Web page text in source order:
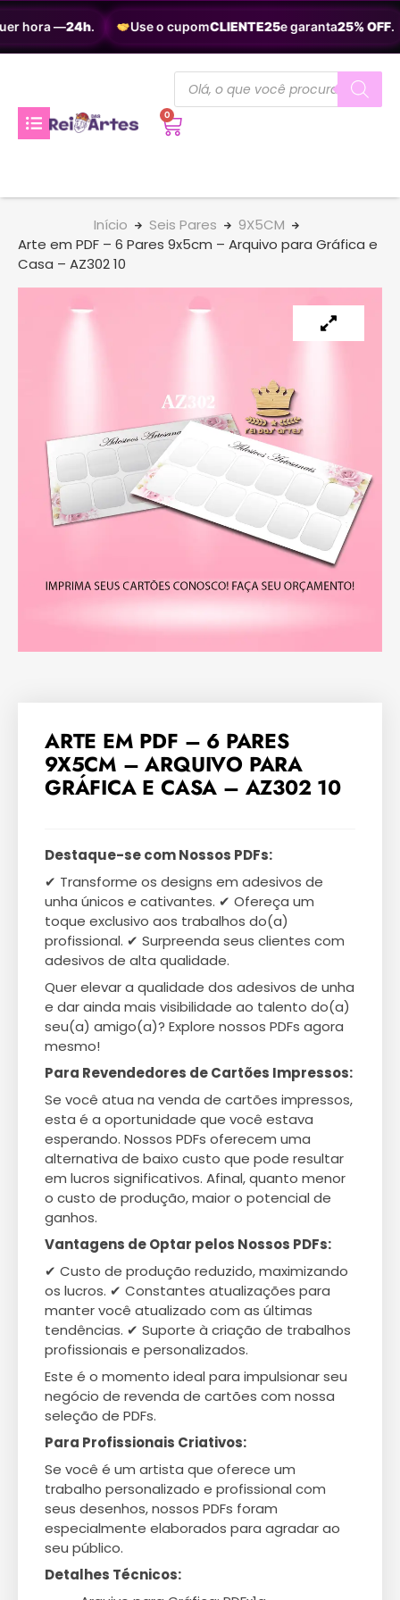
hora —24h. Use o cupomCLIENTE25e garanta25% OFF.
0
Início Seis Pares
9X5CM
Arte em PDF – 6 Pares 9x5cm – Arquivo para Gráfica e
Casa – AZ302 10
ARTE EM PDF – 6 PARES
9X5CM – ARQUIVO PARA
GRÁFICA E CASA – AZ302 10
Destaque-se com Nossos PDFs:
✔ Transforme os designs em adesivos de
unha únicos e cativantes. ✔ Ofereça um
toque exclusivo aos trabalhos do(a)
profissional. ✔ Surpreenda seus clientes com
adesivos de alta qualidade.
Quer elevar a qualidade dos adesivos de unha
e dar ainda mais visibilidade ao talento do(a)
seu(a) amigo(a)? Explore nossos PDFs agora
mesmo!
Para Revendedores de Cartões Impressos:
Se você atua na venda de cartões impressos,
esta é a oportunidade que você estava
esperando. Nossos PDFs oferecem uma
alternativa de baixo custo que pode resultar
em lucros significativos. Afinal, quanto menor
o custo de produção, maior o potencial de
ganhos.
Vantagens de Optar pelos Nossos PDFs:
✔ Custo de produção reduzido, maximizando
os lucros. ✔ Constantes atualizações para
manter você atualizado com as últimas
tendências. ✔ Suporte à criação de trabalhos
profissionais e personalizados.
Este é o momento ideal para impulsionar seu
negócio de revenda de cartões com nossa
seleção de PDFs.
Para Profissionais Criativos:
Se você é um artista que oferece um
trabalho personalizado e profissional com
seus desenhos, nossos PDFs foram
especialmente elaborados para agradar ao
seu público.
Detalhes Técnicos: